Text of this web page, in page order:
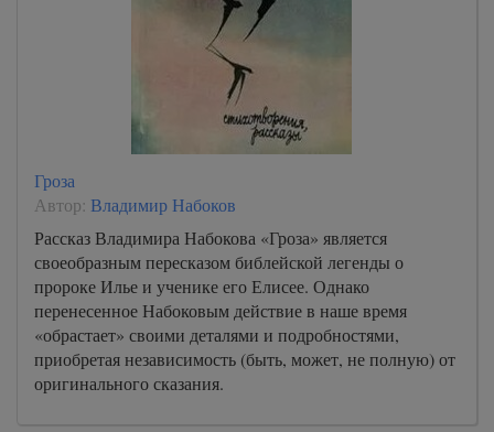
Гроза
Автор: Владимир Набоков
Рассказ Владимира Набокова «Гроза» является
своеобразным пересказом библейской легенды о
пророке Илье и ученике его Елисее. Однако
перенесенное Набоковым действие в наше время
«обрастает» своими деталями и подробностями,
приобретая независимость (быть, может, не полную) от
оригинального сказания.